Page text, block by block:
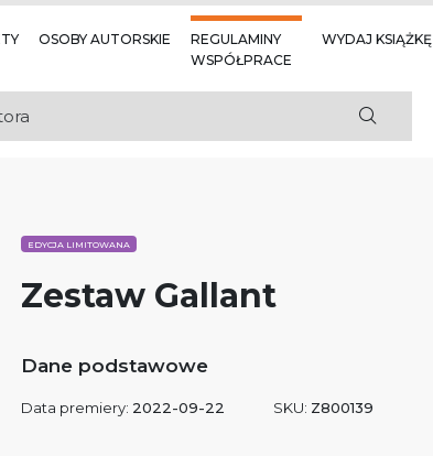
OSOBY AUTORSKIE
REGULAMINY
WSPÓŁPRACE
WYDAJ KSIĄŻKĘ
EDYCJA LIMITOWANA
Zestaw Gallant
Dane podstawowe
Data premiery: 2022-09-22 SKU: Z800139